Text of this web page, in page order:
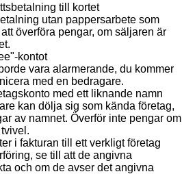
till kortet
utan pappersarbete som
överföra pengar, om säljaren är
kontot
vara alarmerande, du kommer
med en bedragare.
med ett liknande namn
kan dölja sig som kända företag,
av namnet. Överför inte pengar om
i fakturan till ett verkligt företag
se till att de angivna
och om de avser det angivna